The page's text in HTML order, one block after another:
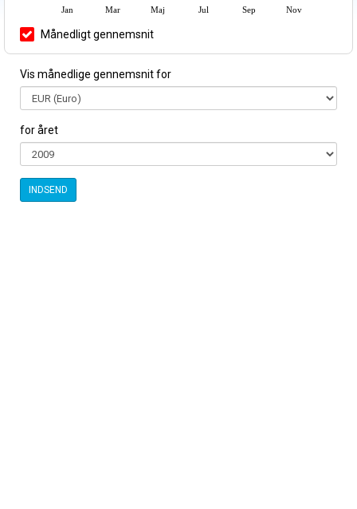
Jan Mar Maj Jul Sep Nov
Månedligt gennemsnit
Vis månedlige gennemsnit for
for året
INDSEND